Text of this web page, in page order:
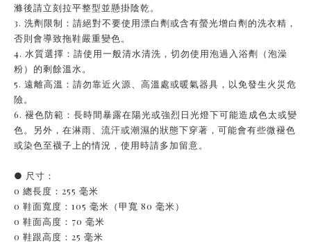
滌後請立刻拉平整型並懸掛陰乾。
3. 洗劑限制：請絕對不要使用漂白劑或含有螢光增白劑的洗衣精，
否則會導致拖鞋嚴重變色。
4. 水質選擇：請使用一般清水清洗，切勿使用泡過入浴劑（泡澡
粉）的剩餘溫水。
5. 遠離高溫：請勿靠近火源、高溫處或暖氣器具，以免發生火災危
險。
6. 褪色防範：長時間暴露在陽光或強烈日光燈下可能造成色太或變
色。另外，在淋雨、流汗或潮濕的狀態下穿著，可能會有些微褪色
或染色至襪子上的情況，使用時請多加留意。
● 尺寸：
o 總長度：255 毫米
o 鞋面寬度：105 毫米（甲寬 80 毫米）
o 鞋面高度：70 毫米
o 鞋跟高度：25 毫米